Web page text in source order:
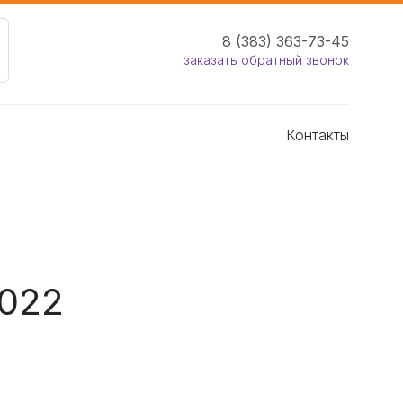
8 (383) 363-73-45
заказать обратный звонок
Контакты